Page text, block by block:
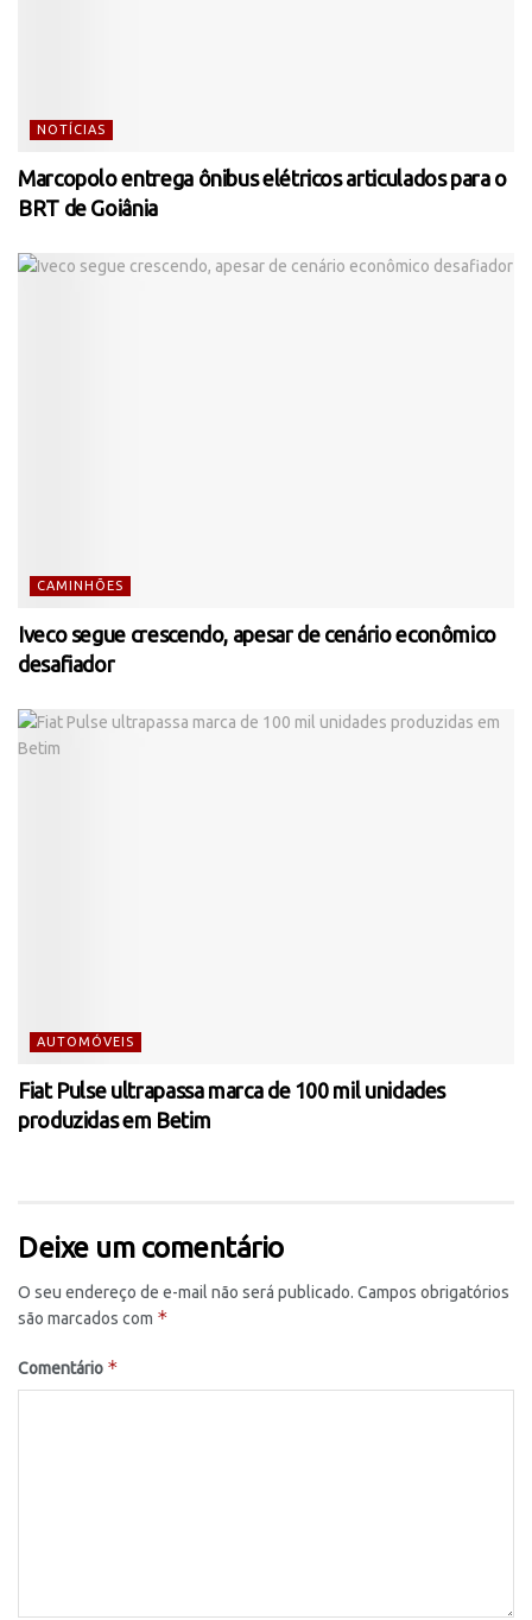
NOTÍCIAS
Marcopolo entrega ônibus elétricos articulados para o
BRT de Goiânia
CAMINHÕES
Iveco segue crescendo, apesar de cenário econômico
desafiador
AUTOMÓVEIS
Fiat Pulse ultrapassa marca de 100 mil unidades
produzidas em Betim
Deixe um comentário
O seu endereço de e-mail não será publicado. Campos obrigatórios
são marcados com *
Comentário *